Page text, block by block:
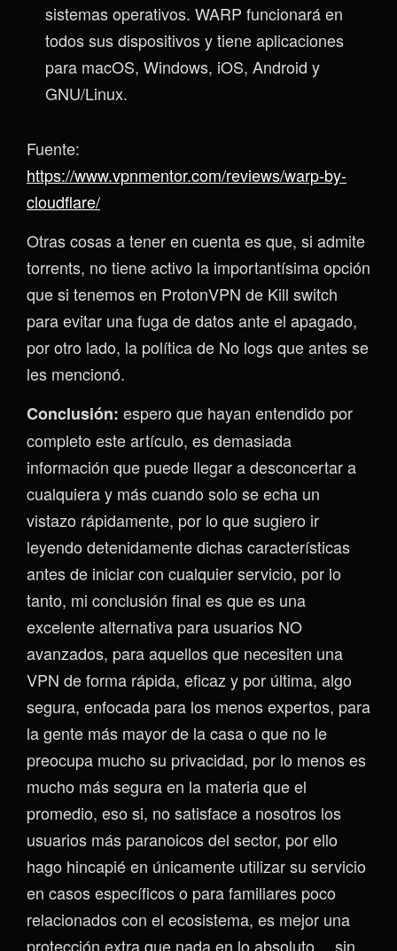
sistemas operativos. WARP funcionará en
todos sus dispositivos y tiene aplicaciones
para macOS, Windows, iOS, Android y
GNU/Linux.
Fuente:
https://www.vpnmentor.com/reviews/warp-by-
cloudflare/
Otras cosas a tener en cuenta es que, si admite
torrents, no tiene activo la importantísima opción
que si tenemos en ProtonVPN de Kill switch
para evitar una fuga de datos ante el apagado,
por otro lado, la política de No logs que antes se
les mencionó.
Conclusión: espero que hayan entendido por
completo este artículo, es demasiada
información que puede llegar a desconcertar a
cualquiera y más cuando solo se echa un
vistazo rápidamente, por lo que sugiero ir
leyendo detenidamente dichas características
antes de iniciar con cualquier servicio, por lo
tanto, mi conclusión final es que es una
excelente alternativa para usuarios NO
avanzados, para aquellos que necesiten una
VPN de forma rápida, eficaz y por última, algo
segura, enfocada para los menos expertos, para
la gente más mayor de la casa o que no le
preocupa mucho su privacidad, por lo menos es
mucho más segura en la materia que el
promedio, eso si, no satisface a nosotros los
usuarios más paranoicos del sector, por ello
hago hincapié en únicamente utilizar su servicio
en casos específicos o para familiares poco
relacionados con el ecosistema, es mejor una
protección extra que nada en lo absoluto… sin